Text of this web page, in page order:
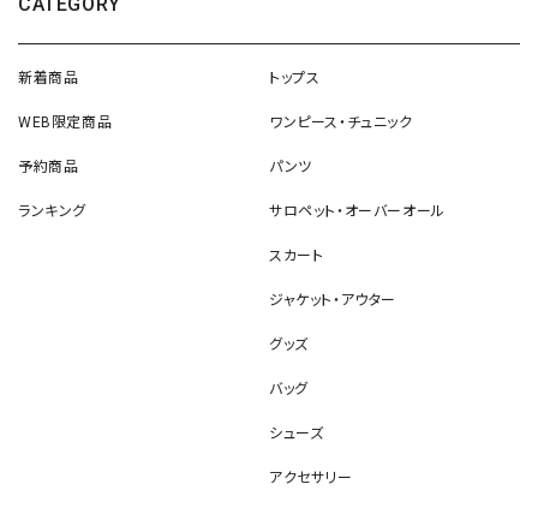
新着商品
WEB限定商品
予約商品
ランキング
トップス
ワンピース・チュニック
パンツ
サロペット・オーバーオール
スカート
ジャケット・アウター
グッズ
バッグ
シューズ
アクセサリー